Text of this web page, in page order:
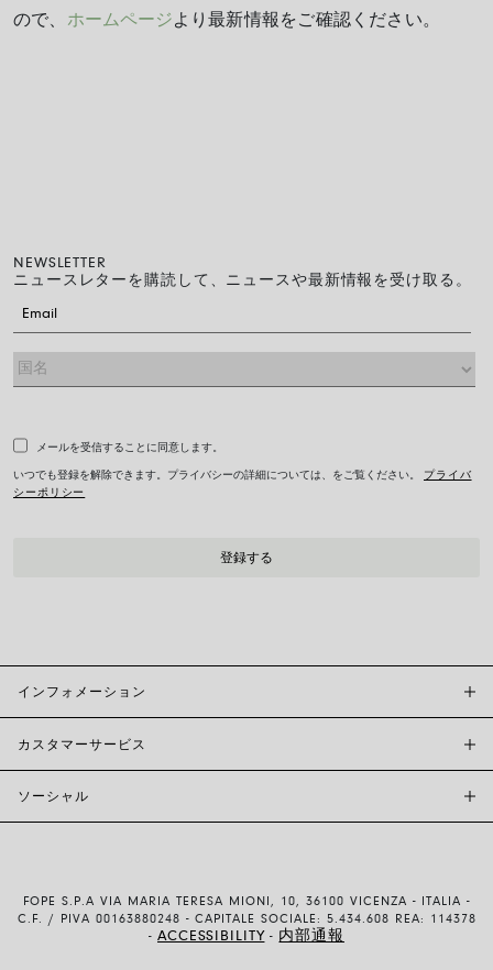
ので、 ホームページより最新情報をご確認ください。
NEWSLETTER
ニュースレターを購読して、ニュースや最新情報を受け取る。
メールを受信することに同意します。
いつでも登録を解除できます。プライバシーの詳細については、をご覧ください。 プライバ
シーポリシー
インフォメーション
カスタマーサービス
配送・返品
ソーシャル
YOUTUBE
FOPE S.P.A VIA MARIA TERESA MIONI, 10, 36100 VICENZA - ITALIA -
C.F. / PIVA 00163880248 - CAPITALE SOCIALE: 5.434.608 REA: 114378
- ACCESSIBILITY - 内部通報